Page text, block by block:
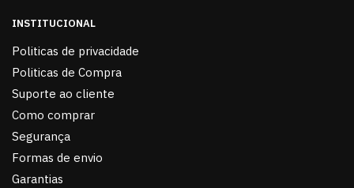
INSTITUCIONAL
Politicas de privacidade
Politicas de Compra
Suporte ao cliente
Como comprar
Segurança
Formas de envio
Garantias